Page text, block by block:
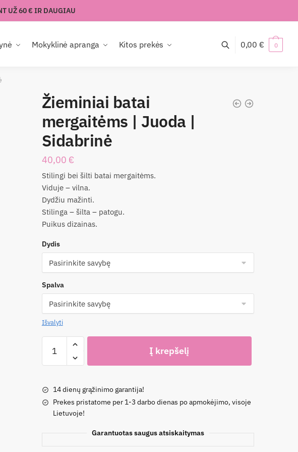
UŽ 60 € IR DAUGIAU
Mokyklinė apranga Kitos prekės 0,00 € 0
Žieminiai batai
mergaitėms | Juoda |
Sidabrinė
40,00 €
Stilingi bei šilti batai mergaitėms.
Viduje – vilna.
Dydžiu mažinti.
Stilinga – šilta – patogu.
Puikus dizainas.
Dydis
Spalva
Išvalyti
produkto
kiekis:
Žieminiai
mergaitėms
|
Juoda
Į krepšelį
14 dienų grąžinimo garantija!
Prekes pristatome per 1-3 darbo dienas po apmokėjimo, visoje
Lietuvoje!
Garantuotas saugus atsiskaitymas